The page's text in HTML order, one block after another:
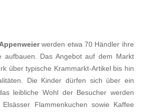
Appenweierwerden etwa 70 Händler ihre
aufbauen. Das Angebot auf dem Markt
über typische Krammarkt-Artikel bis hin
Die Kinder dürfen sich über ein
leibliche Wohl der Besucher werden
Elsässer Flammenkuchen sowie Kaffee